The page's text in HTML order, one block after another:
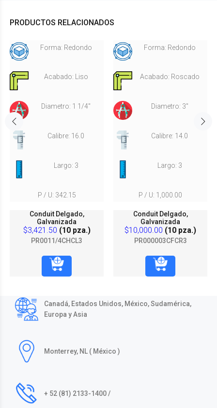
PRODUCTOS RELACIONADOS
Forma: Redondo
Acabado: Liso
Diametro: 1 1/4"
Calibre: 16.0
Largo: 3
P / U: 342.15
Conduit Delgado,
Galvanizada
$3,421.50 (10 pza.)
PR0011/4CHCL3
Forma: Redondo
Acabado: Roscado
Diametro: 3"
Calibre: 14.0
Largo: 3
P / U: 1,000.00
Conduit Delgado,
Galvanizada
$10,000.00 (10 pza.)
PR000003CFCR3
Canadá, Estados Unidos, México, Sudamérica,
Europa y Asia
Monterrey, NL ( México )
+ 52 (81) 2133-1400 /